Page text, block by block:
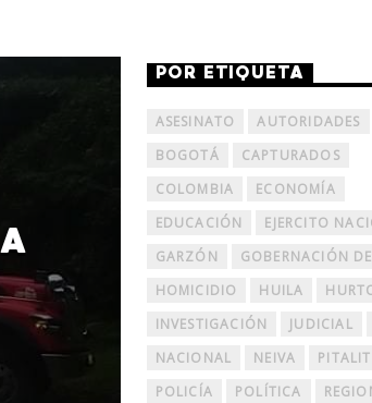
POR ETIQUETA
ASESINATO
AUTORIDADES
BOGOTÁ
CAPTURADOS
COLOMBIA
ECONOMÍA
EDUCACIÓN
EJERCITO
GARZÓN
GOBERNACIÓN
HOMICIDIO
HUILA
INVESTIGACIÓN
JUDICIAL
NACIONAL
NEIVA
POLICÍA
POLÍTICA